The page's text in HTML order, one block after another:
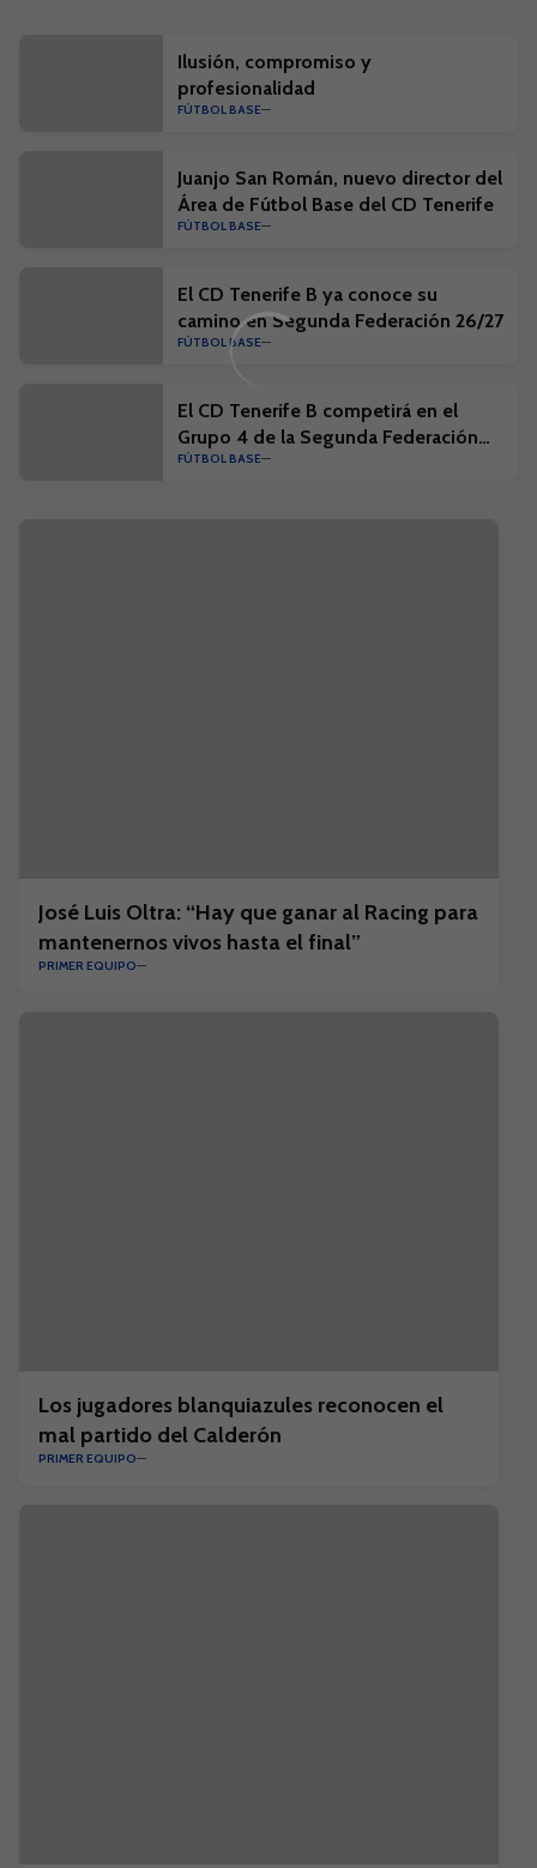
Ilusión, compromiso y
profesionalidad
FÚTBOL BASE
Juanjo San Román, nuevo director del
Área de Fútbol Base del CD Tenerife
FÚTBOL BASE
El CD Tenerife B ya conoce su
camino en Segunda Federación 26/27
FÚTBOL BASE
El CD Tenerife B competirá en el
Grupo 4 de la Segunda Federación
26/27
FÚTBOL BASE
José Luis Oltra: “Hay que ganar al Racing para
mantenernos vivos hasta el final”
PRIMER EQUIPO
Los jugadores blanquiazules reconocen el
mal partido del Calderón
PRIMER EQUIPO